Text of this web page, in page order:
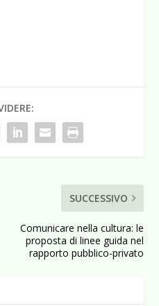
SUCCESSIVO
Comunicare nella cultura: le
proposta di linee guida nel
rapporto pubblico-privato